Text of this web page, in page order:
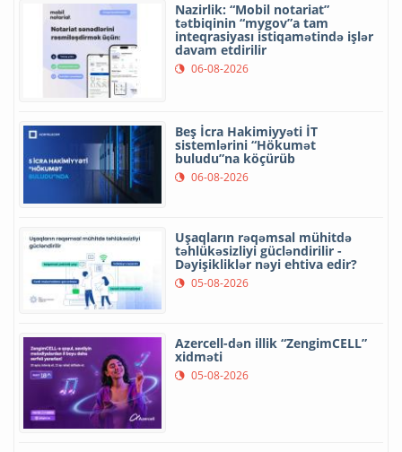
Nazirlik: “Mobil notariat”
tətbiqinin “mygov”a tam
inteqrasiyası istiqamətində işlər
davam etdirilir
06-08-2026
Beş İcra Hakimiyyəti İT
sistemlərini “Hökumət
buludu”na köçürüb
06-08-2026
Uşaqların rəqəmsal mühitdə
təhlükəsizliyi gücləndirilir -
Dəyişikliklər nəyi ehtiva edir?
05-08-2026
Azercell-dən illik “ZengimCELL”
xidməti
05-08-2026